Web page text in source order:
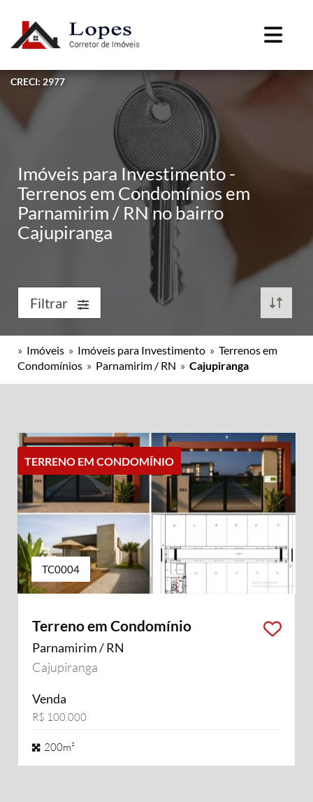
CRECI: 2977
Imóveis para Investimento -
Terrenos em Condomínios em
Parnamirim / RN no bairro
Cajupiranga
Filtrar
» Imóveis » Imóveis para Investimento » Terrenos em
Condomínios » Parnamirim / RN » Cajupiranga
TERRENO EM CONDOMÍNIO
TC0004
Terreno em Condomínio
Parnamirim / RN
Cajupiranga
Venda
R$ 100.000
200m²